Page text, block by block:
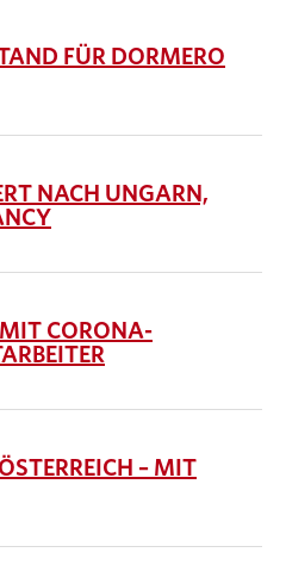
FÜR DORMERO
NACH UNGARN,
CORONA-
– MIT